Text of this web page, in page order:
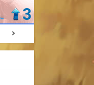
3